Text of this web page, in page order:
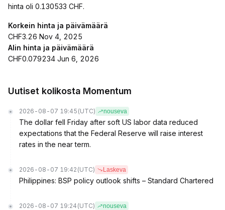
hinta oli 0.130533 CHF.
Korkein hinta ja päivämäärä
CHF3.26 Nov 4, 2025
Alin hinta ja päivämäärä
CHF0.079234 Jun 6, 2026
Uutiset kolikosta Momentum
2026-08-07 19:45 (UTC) nouseva
The dollar fell Friday after soft US labor data reduced
expectations that the Federal Reserve will raise interest
rates in the near term.
2026-08-07 19:42 (UTC) Laskeva
Philippines: BSP policy outlook shifts – Standard Chartered
2026-08-07 19:24 (UTC) nouseva